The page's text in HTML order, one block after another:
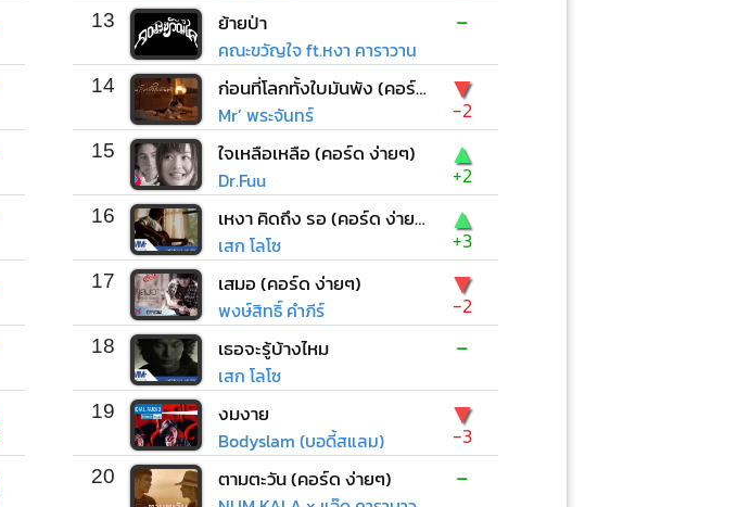
13 ย้ายป่า
คณะขวัญใจ ft.หงา คาราวาน
-
14 ก่อนที่โลกทั้งใบมันพัง (คอร์ด ง่ายๆ)
Mr’ พระจันทร์
▼
-2
15 ใจเหลือเหลือ (คอร์ด ง่ายๆ)
Dr.Fuu
▲
+2
16 เหงา คิดถึง รอ (คอร์ด ง่ายๆ)
เสก โลโซ
▲
+3
17 เสมอ (คอร์ด ง่ายๆ)
พงษ์สิทธิ์ คำภีร์
▼
-2
18 เธอจะรู้บ้างไหม
เสก โลโซ
-
19 งมงาย
Bodyslam (บอดี้สแลม)
▼
-3
20 ตามตะวัน (คอร์ด ง่ายๆ) -